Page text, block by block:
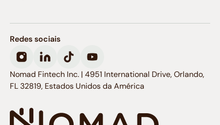
Redes sociais
Nomad Fintech Inc. | 4951 International Drive, Orlando,
FL 32819, Estados Unidos da América